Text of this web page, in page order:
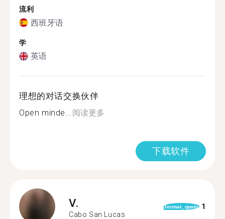
流利
西班牙语
学
英语
理想的对话交换伙伴
Open minde...阅读更多
下载软件
V.
Cabo San Lucas
format_quote 1